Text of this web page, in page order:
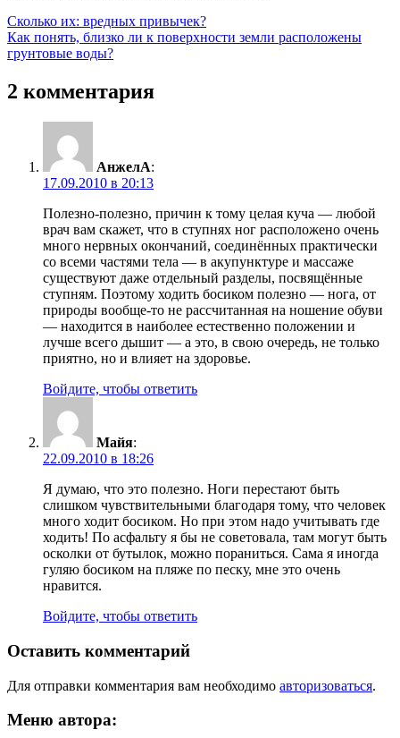
Навигация
по
Предыдущая
запись:
Сколько их: вредных привычек?
Следующая
запись:
Как понять, близко ли к поверхности земли расположены
грунтовые воды?
2 комментария
АнжелА:
17.09.2010 в 20:13
Полезно-полезно, причин к тому целая куча — любой
врач вам скажет, что в ступнях ног расположено очень
много нервных окончаний, соединённых практически
со всеми частями тела — в акупунктуре и массаже
существуют даже отдельный разделы, посвящённые
ступням. Поэтому ходить босиком полезно — нога, от
природы вообще-то не рассчитанная на ношение обуви
— находится в наиболее естественно положении и
лучше всего дышит — а это, в свою очередь, не только
приятно, но и влияет на здоровье.
Войдите, чтобы ответить
Майя:
22.09.2010 в 18:26
Я думаю, что это полезно. Ноги перестают быть
слишком чувствительными благодаря тому, что человек
много ходит босиком. Но при этом надо учитывать где
ходить! По асфальту я бы не советовала, там могут быть
осколки от бутылок, можно пораниться. Сама я иногда
гуляю босиком на пляже по песку, мне это очень
нравится.
Войдите, чтобы ответить
Оставить комментарий
Для отправки комментария вам необходимо авторизоваться.
Меню автора: